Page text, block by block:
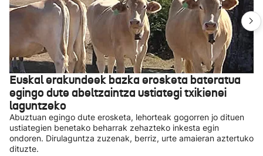
Euskal erakundeek bazka erosketa bateratua
egingo dute abeltzaintza ustiategi txikienei
laguntzeko
Abuztuan egingo dute erosketa, lehorteak gogorren jo dituen
ustiategien benetako beharrak zehazteko inkesta egin
ondoren. Dirulaguntza zuzenak, berriz, urte amaieran aztertuko
dituzte.